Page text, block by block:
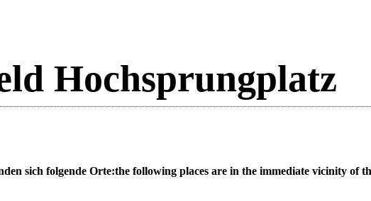
Hochsprungplatz
sich folgende Orte:the following places are in the immediate vicinity of